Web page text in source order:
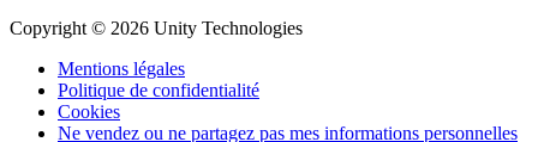
Copyright © 2026 Unity Technologies
Mentions légales
Politique de confidentialité
Cookies
Ne vendez ou ne partagez pas mes informations personnelles